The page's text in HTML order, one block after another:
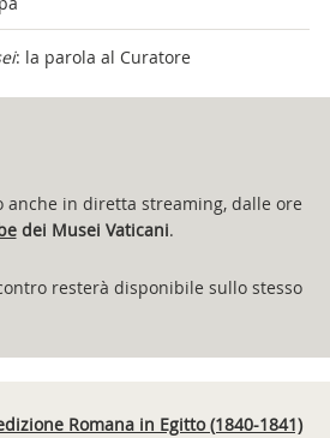
: la parola al Curatore
anche in diretta streaming, dalle ore
dei Musei Vaticani.
resterà disponibile sullo stesso
Romana in Egitto (1840-1841)